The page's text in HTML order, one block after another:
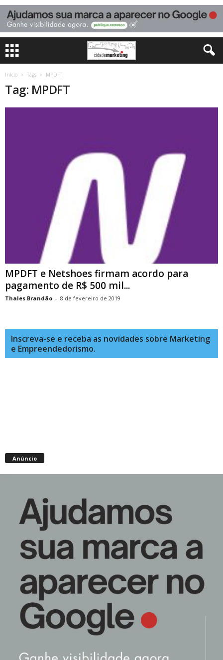
Início Tags MPDFT
Tag: MPDFT
MPDFT e Netshoes firmam acordo para
pagamento de R$ 500 mil...
Thales Brandão - 8 de fevereiro de 2019
Inscreva-se e receba as novidades sobre Marketing
e Empreendedorismo.
Anúncio